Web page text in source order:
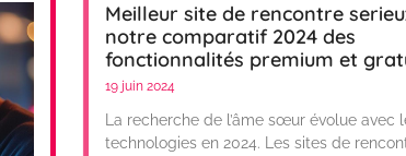
Meilleur site de rencontre
notre comparatif 2024 des
fonctionnalités premium et
19 juin 2024
La recherche de l’âme sœur évolue avec
technologies en 2024. Les sites de